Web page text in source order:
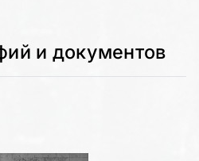
и документов